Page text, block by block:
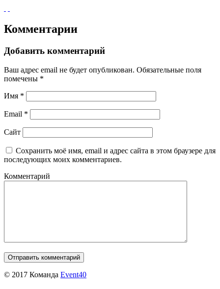
Комментарии
Добавить комментарий
Ваш адрес email не будет опубликован. Обязательные поля
помечены *
Имя *
Email *
Сайт
Сохранить моё имя, email и адрес сайта в этом браузере для
последующих моих комментариев.
Комментарий
© 2017 Команда Event40